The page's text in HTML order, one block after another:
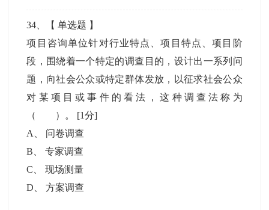
34 、【单选题 】
项目咨询单位针对行业特点、项目特点、项目阶
段，围绕着一个特定的调查目的，设计出一系列问
题，向社会公众或特定群体发放，以征求社会公众
对某项目或事件的看法，这种调查法称为
（ ）。 [1分]
A
问卷调查
B 、专家调查
C 、现场测量
D 、方案调查